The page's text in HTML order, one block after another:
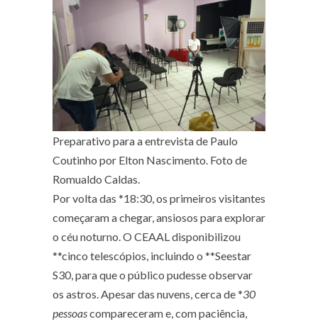
Preparativo para a entrevista de Paulo
Coutinho por Elton Nascimento. Foto de
Romualdo Caldas.
Por volta das *18:30, os primeiros visitantes
começaram a chegar, ansiosos para explorar
o céu noturno. O CEAAL disponibilizou
**cinco telescópios, incluindo o **Seestar
S30, para que o público pudesse observar
os astros. Apesar das nuvens, cerca de *30
pessoascompareceram e, com paciência,